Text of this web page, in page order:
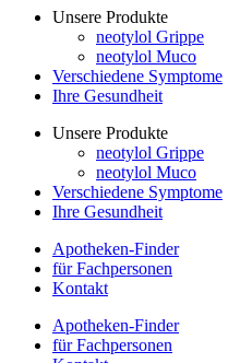
Unsere Produkte
neotylol Grippe
neotylol Muco
Verschiedene Symptome
Ihre Gesundheit
Unsere Produkte
neotylol Grippe
neotylol Muco
Verschiedene Symptome
Ihre Gesundheit
Apotheken-Finder
für Fachpersonen
Kontakt
Apotheken-Finder
für Fachpersonen